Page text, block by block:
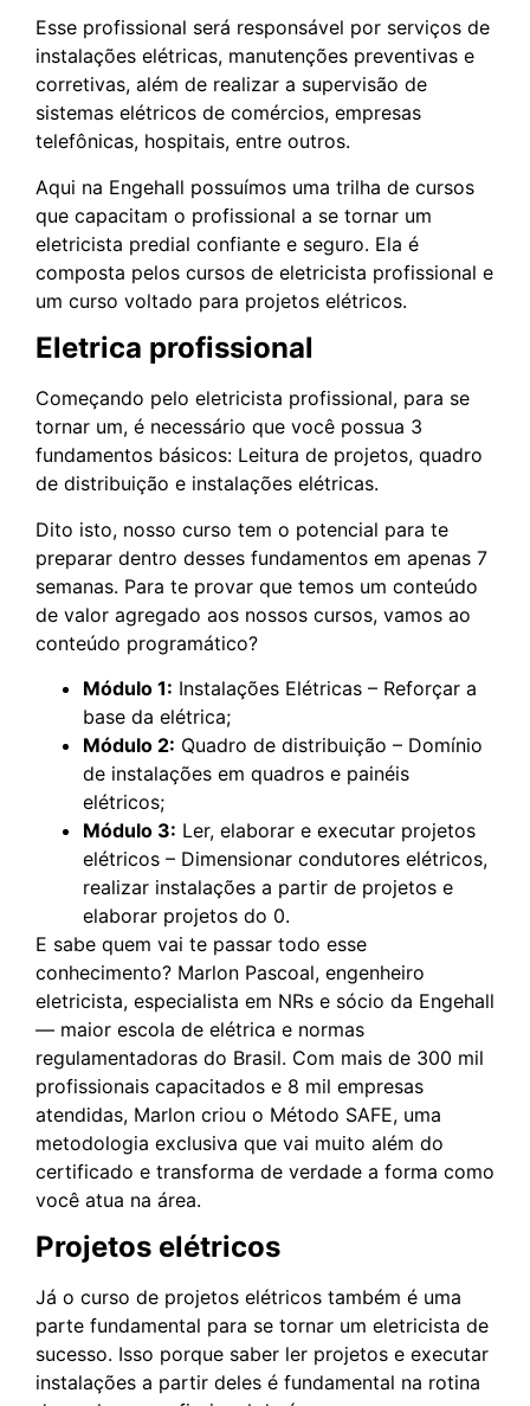
Esse profissional será responsável por serviços de
instalações elétricas, manutenções preventivas e
corretivas, além de realizar a supervisão de
sistemas elétricos de comércios, empresas
telefônicas, hospitais, entre outros.
Aqui na Engehall possuímos uma trilha de cursos
que capacitam o profissional a se tornar um
eletricista predial confiante e seguro. Ela é
composta pelos cursos de eletricista profissional e
um curso voltado para projetos elétricos.
Eletrica profissional
Começando pelo eletricista profissional, para se
tornar um, é necessário que você possua 3
fundamentos básicos: Leitura de projetos, quadro
de distribuição e instalações elétricas.
Dito isto, nosso curso tem o potencial para te
preparar dentro desses fundamentos em apenas 7
semanas. Para te provar que temos um conteúdo
de valor agregado aos nossos cursos, vamos ao
conteúdo programático?
Módulo 1: Instalações Elétricas – Reforçar a
base da elétrica;
Módulo 2: Quadro de distribuição – Domínio
de instalações em quadros e painéis
elétricos;
Módulo 3: Ler, elaborar e executar projetos
elétricos – Dimensionar condutores elétricos,
realizar instalações a partir de projetos e
elaborar projetos do 0.
E sabe quem vai te passar todo esse
conhecimento? Marlon Pascoal, engenheiro
eletricista, especialista em NRs e sócio da Engehall
— maior escola de elétrica e normas
regulamentadoras do Brasil. Com mais de 300 mil
profissionais capacitados e 8 mil empresas
atendidas, Marlon criou o Método SAFE, uma
metodologia exclusiva que vai muito além do
certificado e transforma de verdade a forma como
você atua na área.
Projetos elétricos
Já o curso de projetos elétricos também é uma
parte fundamental para se tornar um eletricista de
sucesso. Isso porque saber ler projetos e executar
instalações a partir deles é fundamental na rotina